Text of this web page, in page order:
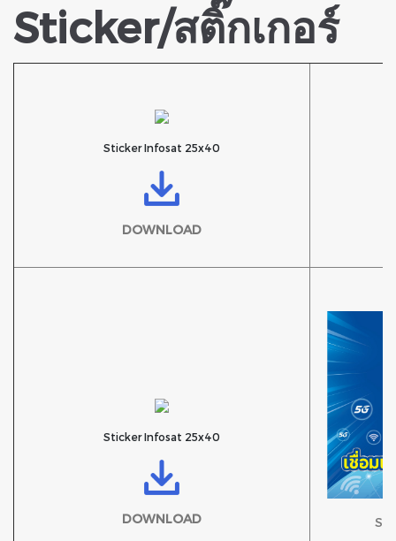
Sticker/สติ๊กเกอร์
Sticker Infosat 25x40
DOWNLOAD
Sticker Infosat 25x40
DOWNLOAD